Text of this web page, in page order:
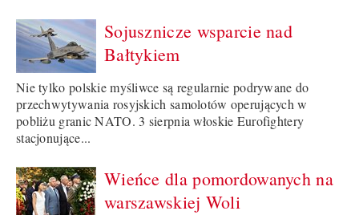
Sojusznicze wsparcie nad
Bałtykiem
Nie tylko polskie myśliwce są regularnie podrywane do
przechwytywania rosyjskich samolotów operujących w
pobliżu granic NATO. 3 sierpnia włoskie Eurofightery
stacjonujące...
Wieńce dla pomordowanych na
warszawskiej Woli